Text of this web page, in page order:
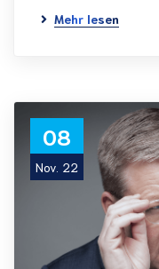
Mehr lesen
08
Nov. 22